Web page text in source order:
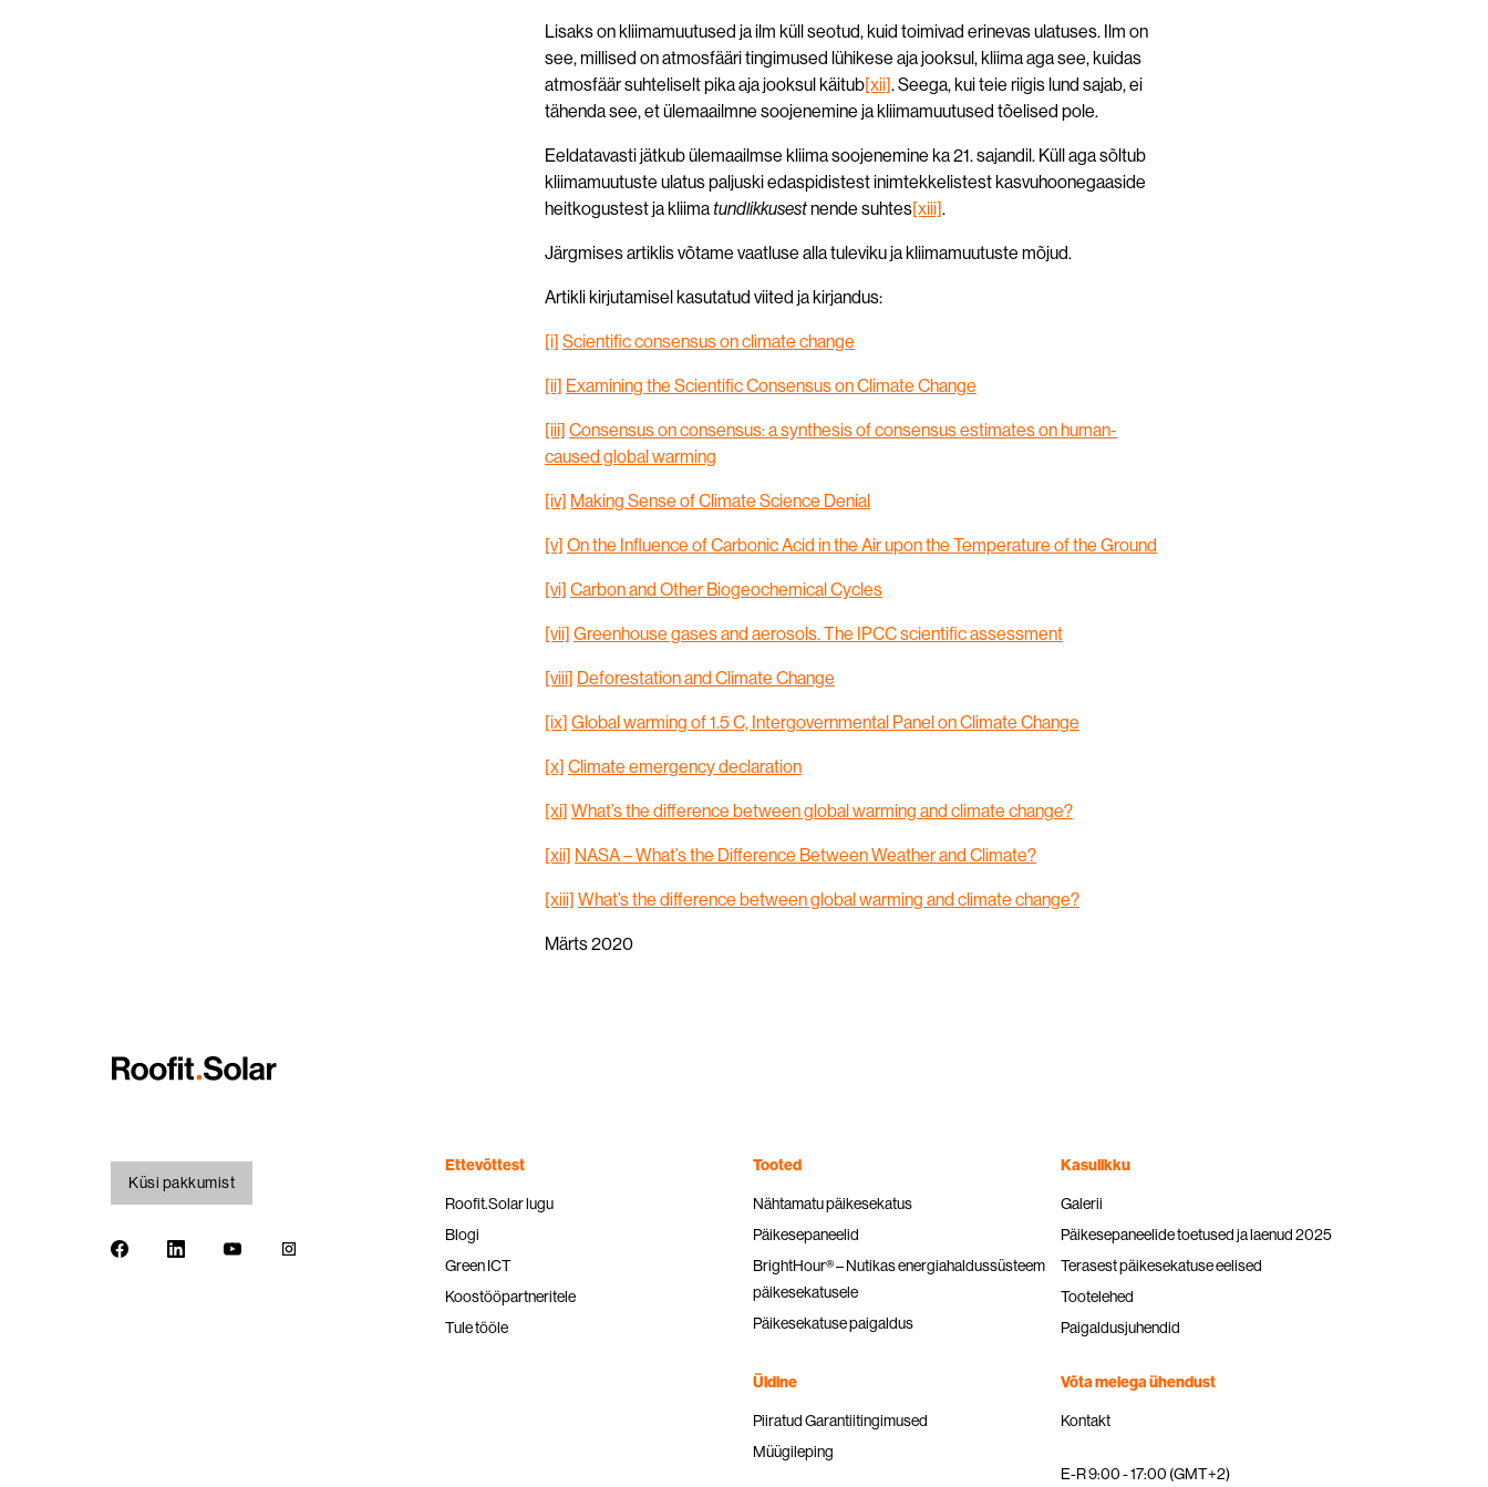
Lisaks on kliimamuutused ja ilm küll seotud, kuid toimivad erinevas ulatuses. Ilm on
see, millised on atmosfääri tingimused lühikese aja jooksul, kliima aga see, kuidas
atmosfäär suhteliselt pika aja jooksul käitub[xii]. Seega, kui teie riigis lund sajab, ei
tähenda see, et ülemaailmne soojenemine ja kliimamuutused tõelised pole.
Eeldatavasti jätkub ülemaailmse kliima soojenemine ka 21. sajandil. Küll aga sõltub
kliimamuutuste ulatus paljuski edaspidistest inimtekkelistest kasvuhoonegaaside
heitkogustest ja kliima tundlikkusestnende suhtes[xiii].
Järgmises artiklis võtame vaatluse alla tuleviku ja kliimamuutuste mõjud.
Artikli kirjutamisel kasutatud viited ja kirjandus:
[i] Scientific consensus on climate change
[ii] Examining the Scientific Consensus on Climate Change
[iii] Consensus on consensus: a synthesis of consensus estimates on human-
caused global warming
[iv] Making Sense of Climate Science Denial
[v] On the Influence of Carbonic Acid in the Air upon the Temperature of the Ground
[vi] Carbon and Other Biogeochemical Cycles
[vii] Greenhouse gases and aerosols. The IPCC scientific assessment
[viii] Deforestation and Climate Change
[ix] Global warming of 1.5 C, Intergovernmental Panel on Climate Change
[x] Climate emergency declaration
[xi] What’s the difference between global warming and climate change?
[xii] NASA – What’s the Difference Between Weather and Climate?
[xiii] What’s the difference between global warming and climate change?
Märts 2020
Küsi pakkumist
Ettevõttest
Roofit.Solar lugu
Blogi
Green ICT
Koostööpartneritele
Tule tööle
Tooted
Nähtamatu päikesekatus
Päikesepaneelid
BrightHour® – Nutikas energiahaldussüsteem
päikesekatusele
Päikesekatuse paigaldus
Kasulikku
Galerii
Päikesepaneelide toetused ja laenud 2025
Terasest päikesekatuse eelised
Tootelehed
Paigaldusjuhendid
Üldine
Piiratud Garantiitingimused
Müügileping
Võta meiega ühendust
Kontakt
E-R 9:00 - 17:00 (GMT+2)